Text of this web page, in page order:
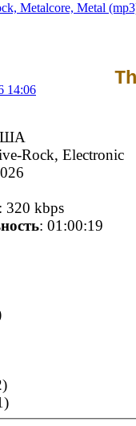
Metalcore, Metal
14:06
Rock, Electronic
: 320 kbps
: 01:00:19